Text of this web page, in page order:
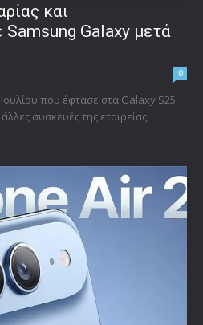
και
Galaxy μετά
0
που έφτασε στα Galaxy S25
συσκευές της εταιρείας,